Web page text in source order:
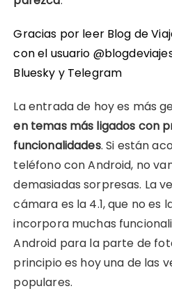
Gracias por leer Blog de
con el usuario
Bluesky y Telegram
La entrada de hoy es más
en temas más ligados con
funcionalidades. Si están
teléfono con Android, no
demasiadas sorpresas. La
cámara es la 4.1, que no es
incorpora muchas
Android para la parte de
principio es hoy una de las
populares.